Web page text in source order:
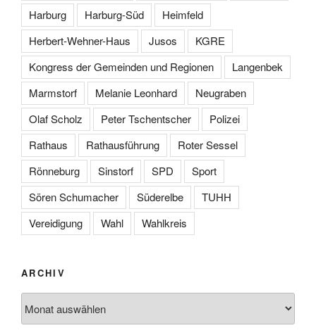
Harburg
Harburg-Süd
Heimfeld
Herbert-Wehner-Haus
Jusos
KGRE
Kongress der Gemeinden und Regionen
Langenbek
Marmstorf
Melanie Leonhard
Neugraben
Olaf Scholz
Peter Tschentscher
Polizei
Rathaus
Rathausführung
Roter Sessel
Rönneburg
Sinstorf SPD
Sport
Sören Schumacher
Süderelbe
TUHH
Vereidigung
Wahl Wahlkreis
ARCHIV